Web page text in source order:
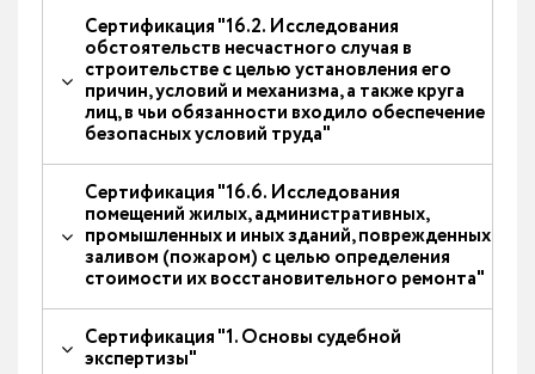
Сертификация "16.2. Исследования
обстоятельств несчастного случая в
строительстве с целью установления его
причин, условий и механизма, а также круга
лиц, в чьи обязанности входило обеспечение
безопасных условий труда"
Сертификация "16.6. Исследования
помещений жилых, административных,
промышленных и иных зданий, поврежденных
заливом (пожаром) с целью определения
стоимости их восстановительного ремонта"
Сертификация "1. Основы судебной
экспертизы"